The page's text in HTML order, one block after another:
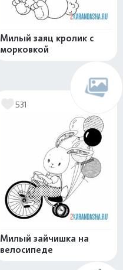
Милый заяц кролик с
морковкой
531
Милый зайчишка на
велосипеде